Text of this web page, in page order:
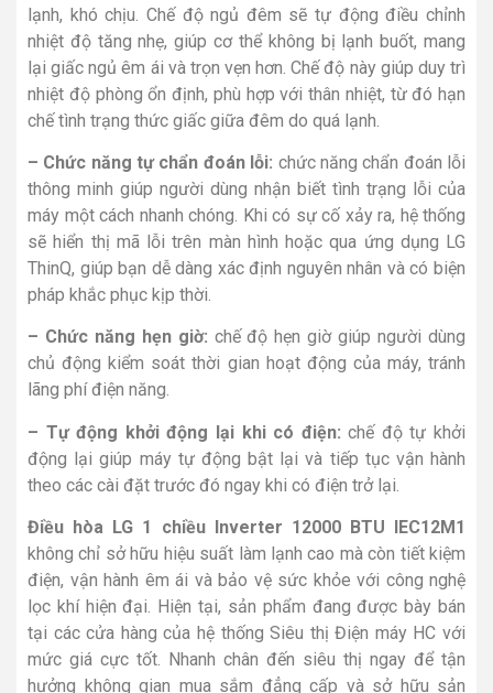
lạnh, khó chịu. Chế độ ngủ đêm sẽ tự động điều chỉnh
nhiệt độ tăng nhẹ, giúp cơ thể không bị lạnh buốt, mang
lại giấc ngủ êm ái và trọn vẹn hơn. Chế độ này giúp duy trì
nhiệt độ phòng ổn định, phù hợp với thân nhiệt, từ đó hạn
chế tình trạng thức giấc giữa đêm do quá lạnh.
– Chức năng tự chẩn đoán lỗi: chức năng chẩn đoán lỗi
thông minh giúp người dùng nhận biết tình trạng lỗi của
máy một cách nhanh chóng. Khi có sự cố xảy ra, hệ thống
sẽ hiển thị mã lỗi trên màn hình hoặc qua ứng dụng LG
ThinQ, giúp bạn dễ dàng xác định nguyên nhân và có biện
pháp khắc phục kịp thời.
– Chức năng hẹn giờ: chế độ hẹn giờ giúp người dùng
chủ động kiểm soát thời gian hoạt động của máy, tránh
lãng phí điện năng.
– Tự động khởi động lại khi có điện: chế độ tự khởi
động lại giúp máy tự động bật lại và tiếp tục vận hành
theo các cài đặt trước đó ngay khi có điện trở lại.
Điều hòa LG 1 chiều Inverter 12000 BTU IEC12M1
không chỉ sở hữu hiệu suất làm lạnh cao mà còn tiết kiệm
điện, vận hành êm ái và bảo vệ sức khỏe với công nghệ
lọc khí hiện đại. Hiện tại, sản phẩm đang được bày bán
tại các cửa hàng của hệ thống Siêu thị Điện máy HC với
mức giá cực tốt. Nhanh chân đến siêu thị ngay để tận
hưởng không gian mua sắm đẳng cấp và sở hữu sản